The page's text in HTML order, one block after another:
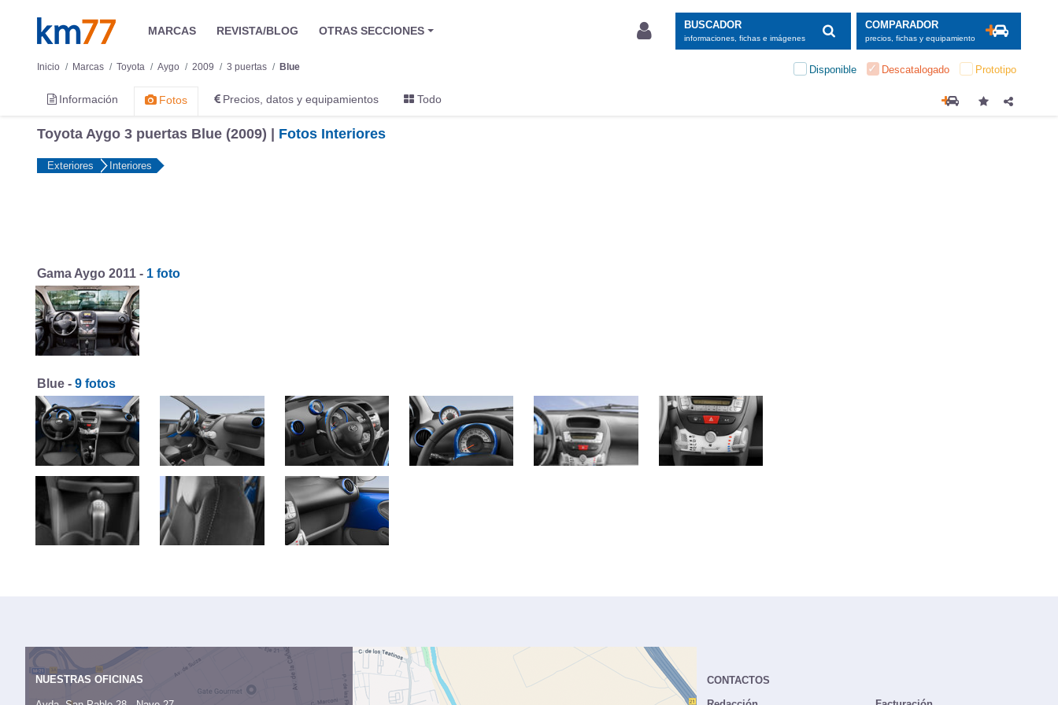
MARCAS REVISTA/BLOG OTRAS SECCIONES BUSCADOR
informaciones, fichas e imágenes
COMPARADOR
precios, fichas y equipamiento
Inicio Marcas Toyota Aygo 2009 3 puertas Blue Disponible Descatalogado Prototipo
Información Fotos Precios, datos y equipamientos Todo
Toyota Aygo 3 puertas Blue (2009) | Fotos Interiores
Exteriores Interiores
Gama Aygo 2011 - 1 foto
Blue - 9 fotos
NUESTRAS OFICINAS
CONTACTOS